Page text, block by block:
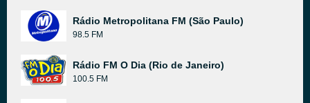
Rádio Metropolitana FM (São Paulo)
98.5 FM
Rádio FM O Dia (Rio de Janeiro)
100.5 FM